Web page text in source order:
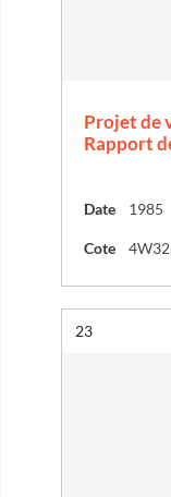
Projet de
Rapport
Date 1985
Cote
Résultat n°
23